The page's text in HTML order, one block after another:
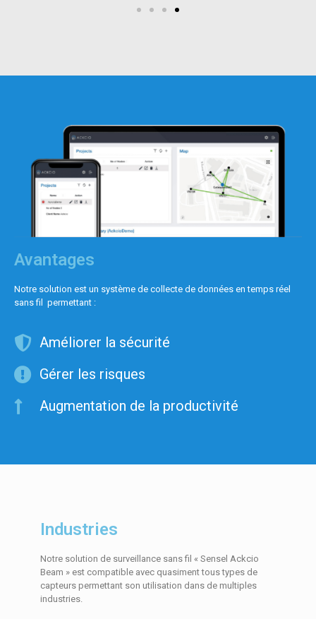
Avantages
Notre solution est un système de collecte de données en temps réel
sans fil permettant :
Améliorer la sécurité
Gérer les risques
Augmentation de la productivité
Industries
Notre solution de surveillance sans fil « Sensel Ackcio
Beam » est compatible avec quasiment tous types de
capteurs permettant son utilisation dans de multiples
industries.